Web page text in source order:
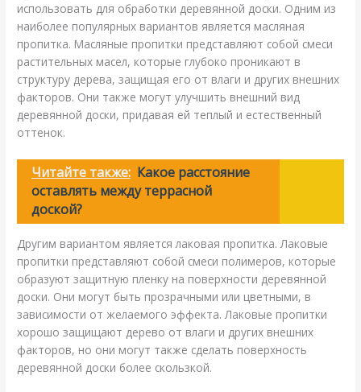
использовать для обработки деревянной доски. Одним из
наиболее популярных вариантов является масляная
пропитка. Масляные пропитки представляют собой смеси
растительных масел, которые глубоко проникают в
структуру дерева, защищая его от влаги и других внешних
факторов. Они также могут улучшить внешний вид
деревянной доски, придавая ей теплый и естественный
оттенок.
Читайте также: Какое расстояние
оставлять между террасной
доской?
Другим вариантом является лаковая пропитка. Лаковые
пропитки представляют собой смеси полимеров, которые
образуют защитную пленку на поверхности деревянной
доски. Они могут быть прозрачными или цветными, в
зависимости от желаемого эффекта. Лаковые пропитки
хорошо защищают дерево от влаги и других внешних
факторов, но они могут также сделать поверхность
деревянной доски более скользкой.